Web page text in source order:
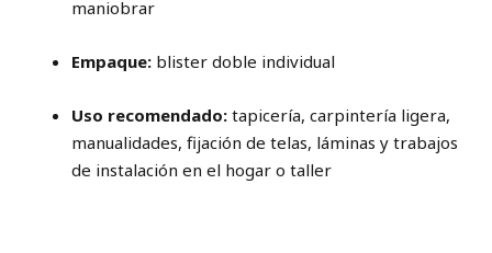
maniobrar
Empaque: blister doble individual
Uso recomendado: tapicería, carpintería ligera,
manualidades, fijación de telas, láminas y trabajos
de instalación en el hogar o taller